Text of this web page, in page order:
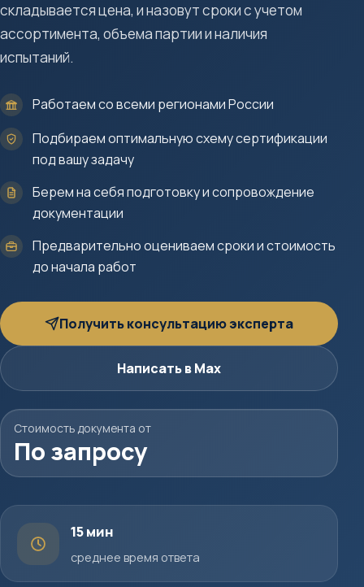
складывается цена, и назовут сроки с учетом
ассортимента, объема партии и наличия
испытаний.
Работаем со всеми регионами России
Подбираем оптимальную схему сертификации
под вашу задачу
Берем на себя подготовку и сопровождение
документации
Предварительно оцениваем сроки и стоимость
до начала работ
Получить консультацию эксперта
Написать в Max
Стоимость документа от
По запросу
15 мин
среднее время ответа